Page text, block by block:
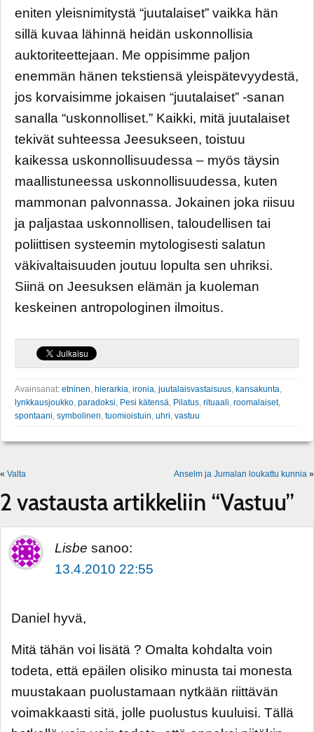
eniten yleisnimitystä “juutalaiset” vaikka hän
sillä kuvaa lähinnä heidän uskonnollisia
auktoriteettejaan. Me oppisimme paljon
enemmän hänen tekstiensä yleispätevyydestä,
jos korvaisimme jokaisen “juutalaiset” -sanan
sanalla “uskonnolliset.” Kaikki, mitä juutalaiset
tekivät suhteessa Jeesukseen, toistuu
kaikessa uskonnollisuudessa – myös täysin
maallistuneessa uskonnollisuudessa, kuten
mammonan palvonnassa. Jokainen joka riisuu
ja paljastaa uskonnollisen, taloudellisen tai
poliittisen systeemin mytologisesti salatun
väkivaltaisuuden joutuu lopulta sen uhriksi.
Siinä on Jeesuksen elämän ja kuoleman
keskeinen antropologinen ilmoitus.
Avainsanat: etninen hierarkia ironia juutalaisvastaisuus kansakunta
lynkkausjoukko paradoksi Pesi kätensä Pilatus rituaali roomalaiset,
spontaani symbolinen tuomioistuin uhri vastuu
« Valta Anselm ja Jumalan loukattu kunnia »
2 vastausta artikkeliin “Vastuu”
Lisbe sanoo:
13.4.2010 22:55
Daniel hyvä,
Mitä tähän voi lisätä ? Omalta kohdalta voin
todeta, että epäilen olisiko minusta tai monesta
muustakaan puolustamaan nytkään riittävän
voimakkaasti sitä, jolle puolustus kuuluisi. Tällä